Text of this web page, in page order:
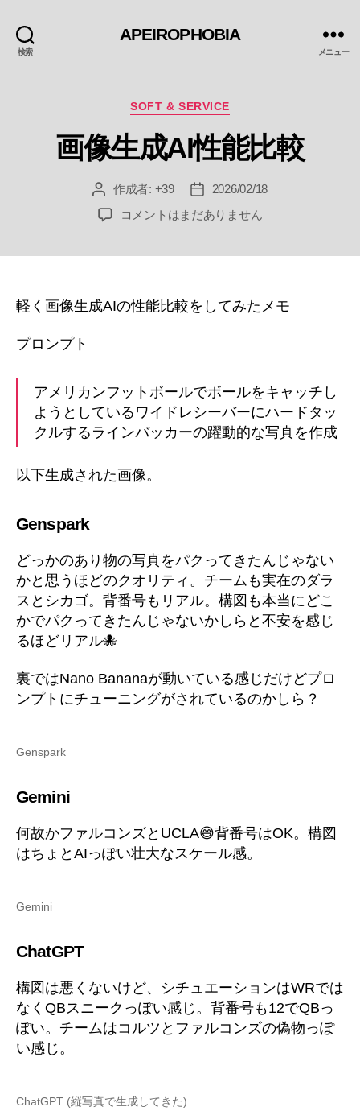
検索
APEIROPHOBIA
メニュー
カ
ゴ
リ
SOFT & SERVICE
画像生成AI性能比較
投
稿
者
作成者: +39
投
稿
日
2026/02/18
画
性
の
コメントはまだありません
軽く画像生成AIの性能比較をしてみたメモ
プロンプト
アメリカンフットボールでボールをキャッチし
ようとしているワイドレシーバーにハードタッ
クルするラインバッカーの躍動的な写真を作成
以下生成された画像。
Genspark
どっかのあり物の写真をパクってきたんじゃない
かと思うほどのクオリティ。チームも実在のダラ
スとシカゴ。背番号もリアル。構図も本当にどこ
かでパクってきたんじゃないかしらと不安を感じ
るほどリアル🐙
裏ではNano Bananaが動いている感じだけどプロ
ンプトにチューニングがされているのかしら？
Genspark
Gemini
何故かファルコンズとUCLA😅背番号はOK。構図
はちょとAIっぽい壮大なスケール感。
Gemini
ChatGPT
構図は悪くないけど、シチュエーションはWRでは
なくQBスニークっぽい感じ。背番号も12でQBっ
ぽい。チームはコルツとファルコンズの偽物っぽ
い感じ。
ChatGPT (縦写真で生成してきた)